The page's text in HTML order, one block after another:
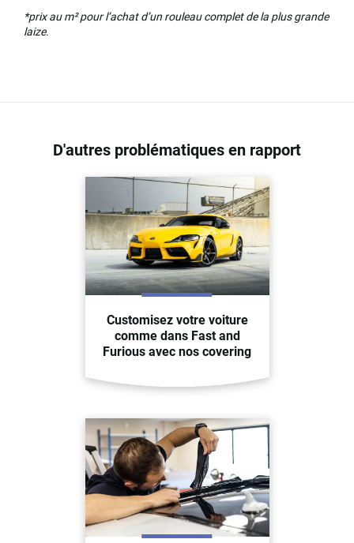
*prix au m² pour l’achat d’un rouleau complet de la plus grande
laize.
D'autres problématiques en rapport
Customisez votre voiture
comme dans Fast and
Furious avec nos covering